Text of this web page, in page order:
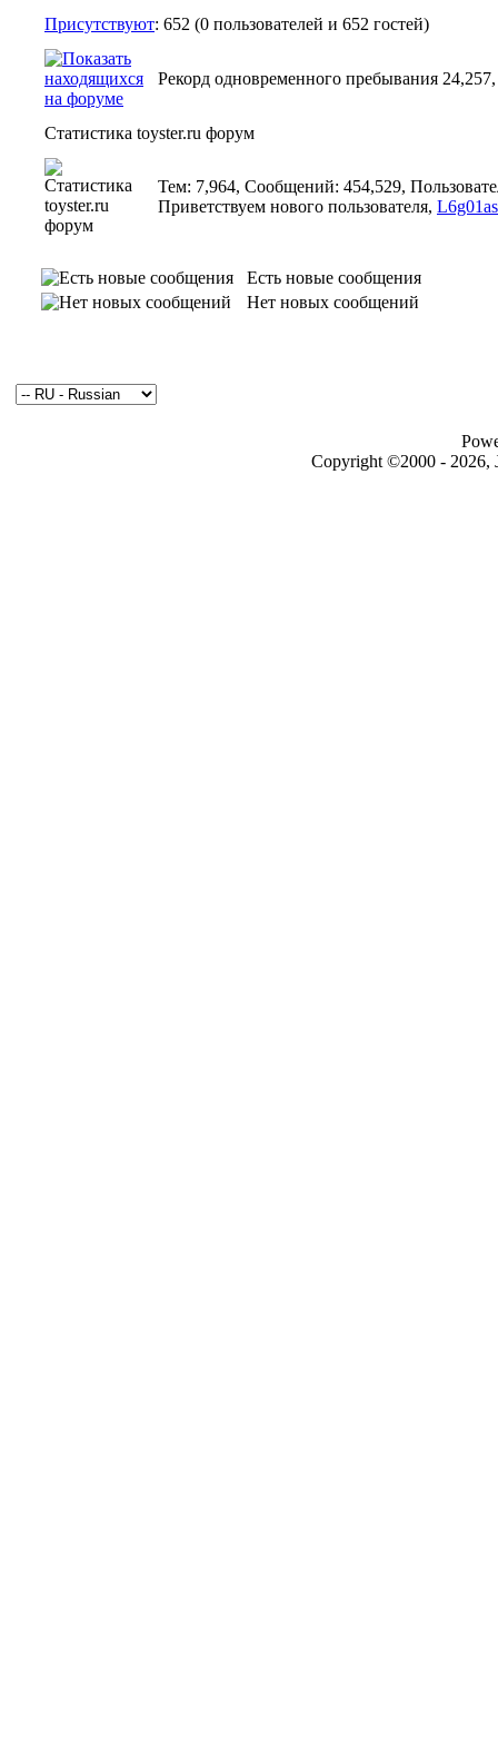
Присутствуют: 652 (0 пользователей и 652 гостей)
Рекорд одновременного пребывания
Статистика toyster.ru форум
Тем: 7,964, Сообщений: 454,529,
Приветствуем нового пользователя,
Есть новые сообщения
Нет новых сообщений
Copyright ©2000 - 2026,